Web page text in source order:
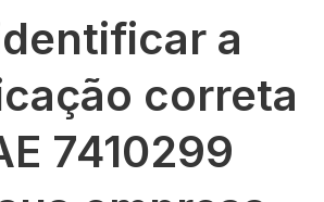
a
correta
7410299